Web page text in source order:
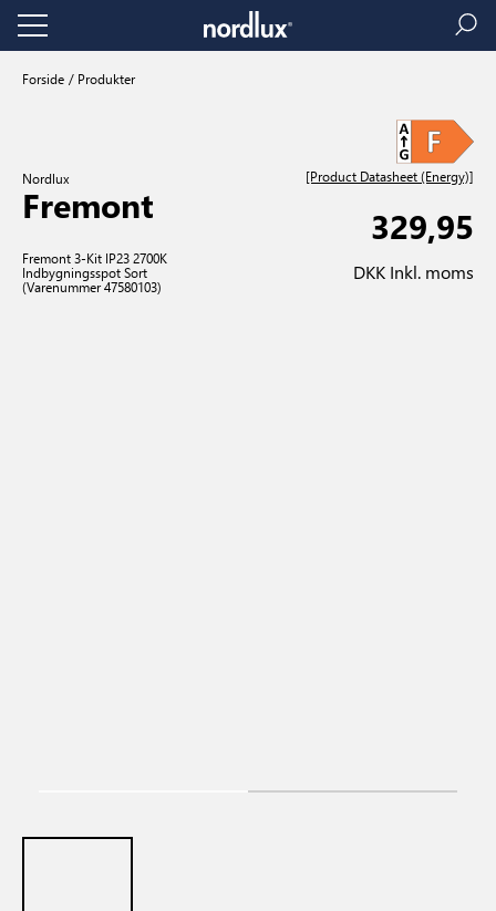
Forside Produkter
Nordlux
Fremont
Fremont 3-Kit IP23 2700K
Indbygningsspot Sort
(Varenummer 47580103)
[Product Datasheet (Energy)]
329,95
DKK Inkl. moms